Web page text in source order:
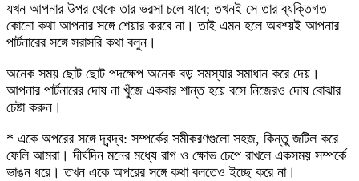
যখন আপনার উপর থেকে তার ভরসা চলে যাবে; তখনই সে তার ব্যক্তিগত
কোনো কথা আপনার সঙ্গে শেয়ার করবে না। তাই এমন হলে অবশ্য়ই আপনার
পার্টনারের সঙ্গে সরাসরি কথা বলুন।
অনেক সময় ছোট ছোট পদক্ষেপ অনেক বড় সমস্যার সমাধান করে দেয়।
আপনার পার্টনারের দোষ না খুঁজে একবার শান্ত হয়ে বসে নিজেরও দোষ বোঝার
চেষ্টা করুন।
* একে অপরের সঙ্গে দ্বন্দ্ব: সম্পর্কের সমীকরণগুলো সহজ, কিন্তু জটিল করে
ফেলি আমরা। দীর্ঘদিন মনের মধ্যে রাগ ও ক্ষোভ চেপে রাখলে একসময় সম্পর্কে
ভাঙন ধরে। তখন একে অপরের সঙ্গে কথা বলতেও ইচ্ছে করে না।